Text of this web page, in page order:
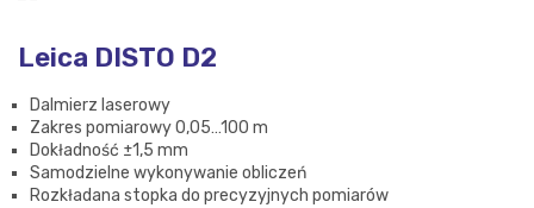
Leica DISTO D2
Dalmierz laserowy
Zakres pomiarowy 0,05…100 m
Dokładność ±1,5 mm
Samodzielne wykonywanie obliczeń
Rozkładana stopka do precyzyjnych pomiarów